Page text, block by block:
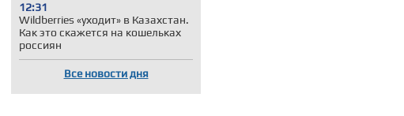
12:31
Wildberries «уходит» в Казахстан.
Как это скажется на кошельках
россиян
Все новости дня